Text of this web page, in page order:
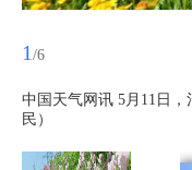
1 /6
中国天气网讯 5月11日
民）